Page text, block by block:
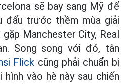
sẽ bay sang Mỹ để
đấu trước thềm mùa giải
Manchester City, Real
Song song với đó, tân
Flick cũng phải chuẩn bị
vào hè này sau chiến